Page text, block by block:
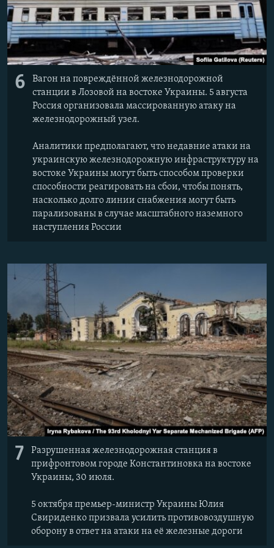
6
Вагон на повреждённой железнодорожной
станции в Лозовой на востоке Украины. 5 августа
Россия организовала массированную атаку на
железнодорожный узел.
Аналитики предполагают, что недавние атаки на
украинскую железнодорожную инфраструктуру на
востоке Украины могут быть способом проверки
способности реагировать на сбои, чтобы понять,
насколько долго линии снабжения могут быть
парализованы в случае масштабного наземного
наступления России
7
Разрушенная железнодорожная станция в
прифронтовом городе Константиновка на востоке
Украины, 30 июля.
5 октября премьер-министр Украины Юлия
Свириденко призвала усилить противовоздушную
оборону в ответ на атаки на её железные дороги